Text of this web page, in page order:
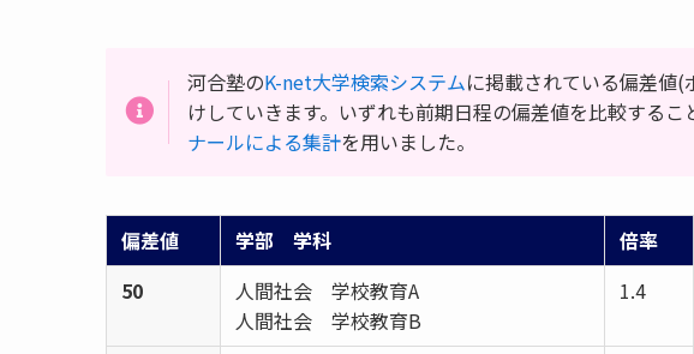
河合塾のK-net大学検索システムに掲載されている偏差値
けしていきます。いずれも前期日程の偏差値を比較する
ナールによる集計を用いました。
偏差値 学部 学科 倍率
50
人間社会 学校教育A
人間社会 学校教育B
1.4